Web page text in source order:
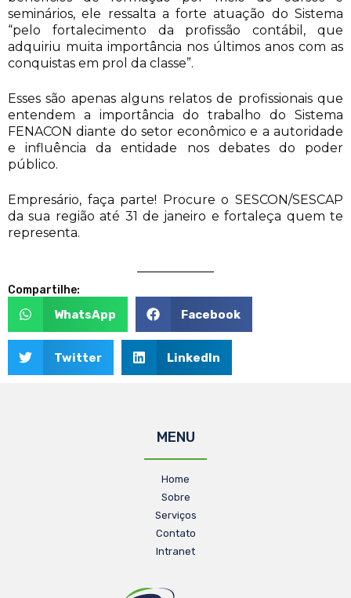
seminários, ele ressalta a forte atuação do Sistema
“pelo fortalecimento da profissão contábil, que
adquiriu muita importância nos últimos anos com as
conquistas em prol da classe”.
Esses são apenas alguns relatos de profissionais que
entendem a importância do trabalho do Sistema
FENACON diante do setor econômico e a autoridade
e influência da entidade nos debates do poder
público.
Empresário, faça parte! Procure o SESCON/SESCAP
da sua região até 31 de janeiro e fortaleça quem te
representa.
Compartilhe:
WhatsApp Facebook
Twitter LinkedIn
MENU
Home
Sobre
Serviços
Contato
Intranet